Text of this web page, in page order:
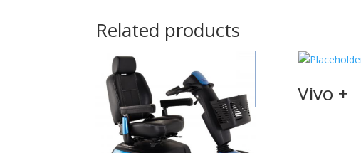
Related products
Vivo +